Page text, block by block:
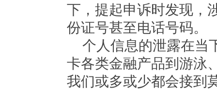
下，提起申诉时发现，
份证号甚至电话号码。
个人信息的泄露在当
卡各类金融产品到游泳
我们或多或少都会接到